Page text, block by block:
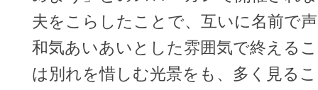
夫をこらしたことで、互いに名前で
和気あいあいとした雰囲気で終える
は別れを惜しむ光景をも、多く見る